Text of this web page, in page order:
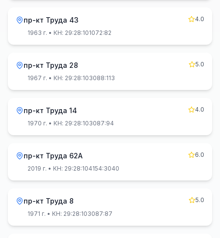
пр-кт Труда 43
4.0
1963 г. • КН: 29:28:101072:82
пр-кт Труда 28
5.0
1967 г. • КН: 29:28:103088:113
пр-кт Труда 14
4.0
1970 г. • КН: 29:28:103087:94
пр-кт Труда 62А
6.0
2019 г. • КН: 29:28:104154:3040
пр-кт Труда 8
5.0
1971 г. • КН: 29:28:103087:87